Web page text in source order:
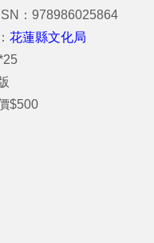
：978986025864
花蓮縣文化局
$500